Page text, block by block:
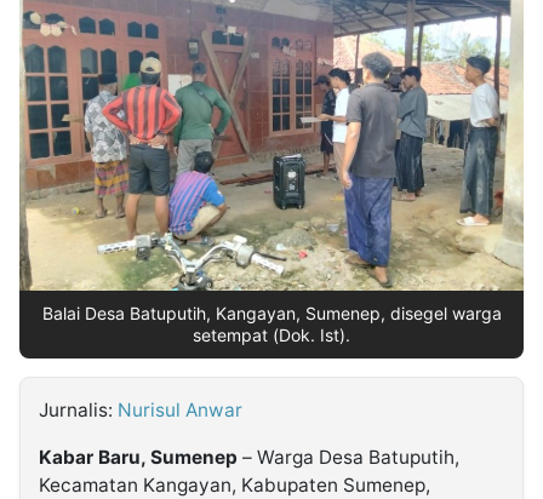
Partner
Insight
NTB
Suara
Time
Lens
IDN
Daily
Jogja
Jalan
Rakyat
Idealita
News
Kita
Notice
Dinamikapost.com
Radar
Baru
Seedbacklink
Follow
Kabarbaru
Balai Desa Batuputih, Kangayan, Sumenep, disegel warga
setempat (Dok. Ist).
Jurnalis: Nurisul Anwar
Kabar Baru, Sumenep – Warga Desa Batuputih,
Kecamatan Kangayan, Kabupaten Sumenep,